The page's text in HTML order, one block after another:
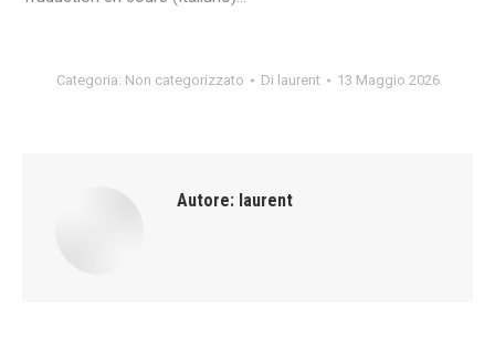
Categoria: Non categorizzato Di laurent 13 Maggio 2026
Autore: laurent